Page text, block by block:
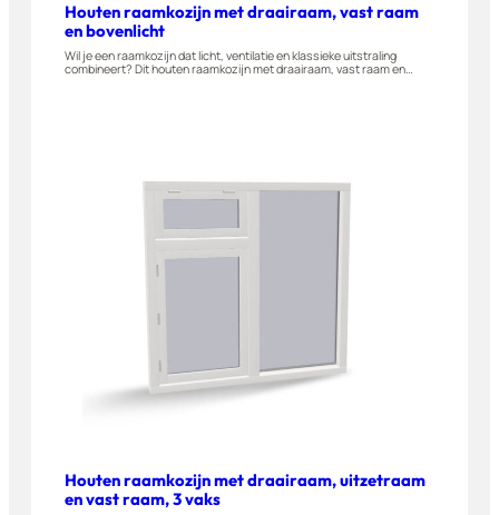
Houten raamkozijn met draairaam, vast raam
en bovenlicht
Wil je een raamkozijn dat licht, ventilatie en klassieke uitstraling
combineert? Dit houten raamkozijn met draairaam, vast raam en
Houten raamkozijn met draairaam, uitzetraam
en vast raam, 3 vaks